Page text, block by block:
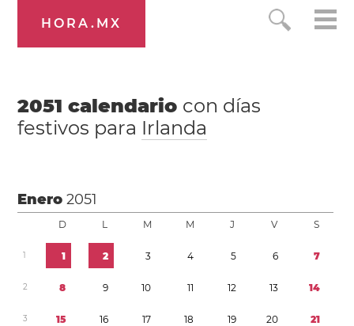
HORA.MX
2051 calendario con días
festivos para Irlanda
Enero2051
D L M M J V S
1 1 2 3 4 5 6 7
2 8 9 10 11 12 13 14
3 15 16 17 18 19 20 21